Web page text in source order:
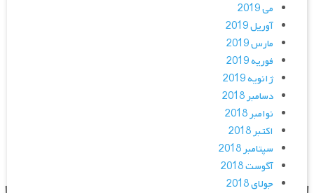
می 2019
آوریل 2019
مارس 2019
فوریه 2019
ژانویه 2019
دسامبر 2018
نوامبر 2018
اکتبر 2018
سپتامبر 2018
آگوست 2018
جولای 2018